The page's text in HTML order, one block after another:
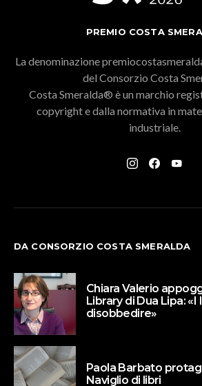
PREMIO COSTA
La denominazione
del Consorzio Costa
Costa Smeralda® è un marchio
copyright e dalla normativa in
industriale.
DA CONSORZIO COSTA SMERALDA
Chiara Valerio
Library di Dua Lipa:
disobbedire»
Paola Barbato
Naviglio di libri